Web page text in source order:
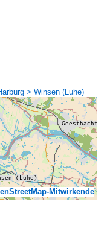
> Winsen (Luhe)
Mitwirkende